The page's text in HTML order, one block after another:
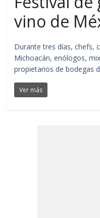
vino de
Durante tres días, chefs,
Michoacán, enólogos,
propietarios de bodegas
Ver más